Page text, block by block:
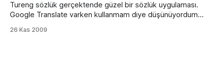
Tureng sözlük gerçektende güzel bir sözlük uygulaması.
Google Translate varken kullanmam diye düşünüyordum
cümleyi veya kelimeyi 3 çeşit ingilizce ile dinleyebiliyoruz.
26 Kas 2009